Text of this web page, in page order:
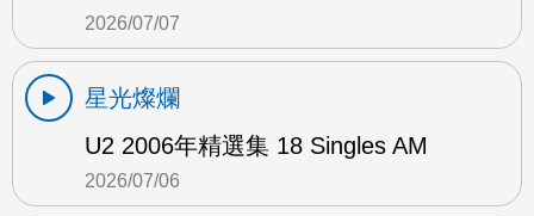
2026/07/07
星光燦爛
U2 2006年精選集 18 Singles AM
2026/07/06